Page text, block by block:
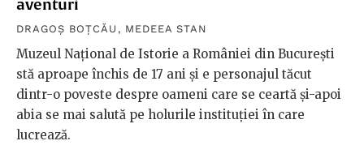
aventuri
DRAGOȘ BOȚCĂU , MEDEEA STAN
Muzeul Național de Istorie a României din București
stă aproape închis de 17 ani și e personajul tăcut
dintr-o poveste despre oameni care se ceartă și-apoi
abia se mai salută pe holurile instituției în care
lucrează.